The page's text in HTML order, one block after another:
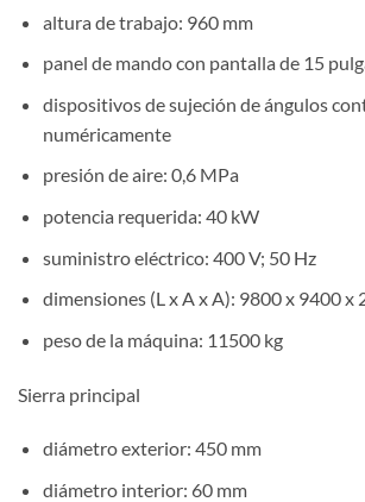
altura de trabajo: 960 mm
panel de mando con pantalla de 15
dispositivos de sujeción de ángulos
numéricamente
presión de aire: 0,6 MPa
potencia requerida: 40 kW
suministro eléctrico: 400 V; 50 Hz
dimensiones (L x A x A): 9800 x 9400 x
peso de la máquina: 11500 kg
Sierra principal
diámetro exterior: 450 mm
diámetro interior: 60 mm